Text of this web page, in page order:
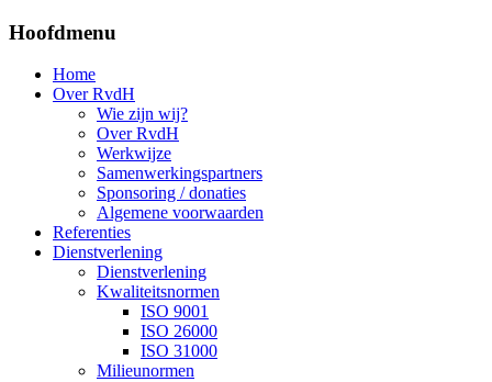
Hoofdmenu
Home
Over RvdH
Wie zijn wij?
Over RvdH
Werkwijze
Samenwerkingspartners
Sponsoring / donaties
Algemene voorwaarden
Referenties
Dienstverlening
Dienstverlening
Kwaliteitsnormen
ISO 9001
ISO 26000
ISO 31000
Milieunormen